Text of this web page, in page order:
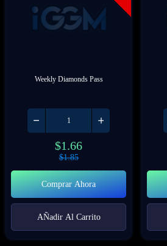
Weekly Diamonds Pass
$1.66
$1.85
Comprar Ahora
AÑadir Al Carrito